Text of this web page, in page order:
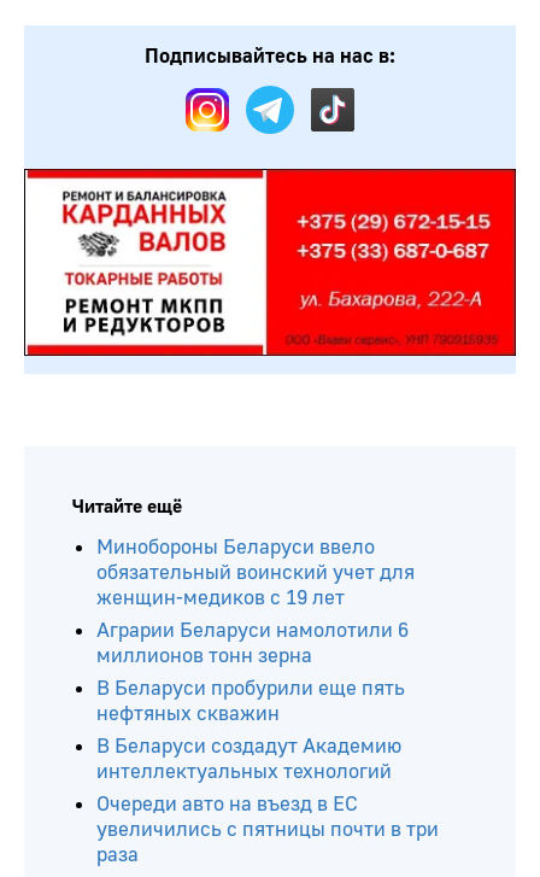
Подписывайтесь на нас в:
Читайте ещё
Минобороны Беларуси ввело
обязательный воинский учет для
женщин-медиков с 19 лет
Аграрии Беларуси намолотили 6
миллионов тонн зерна
В Беларуси пробурили еще пять
нефтяных скважин
В Беларуси создадут Академию
интеллектуальных технологий
Очереди авто на въезд в ЕС
увеличились с пятницы почти в три
раза